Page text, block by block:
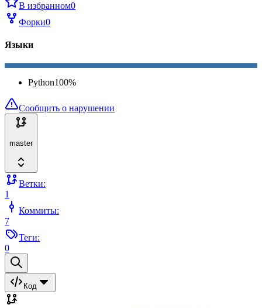
В избранном0
Форки0
Языки
Python100%
Сообщить о нарушении
master
Ветки:
1
Коммиты:
7
Теги:
0
Код